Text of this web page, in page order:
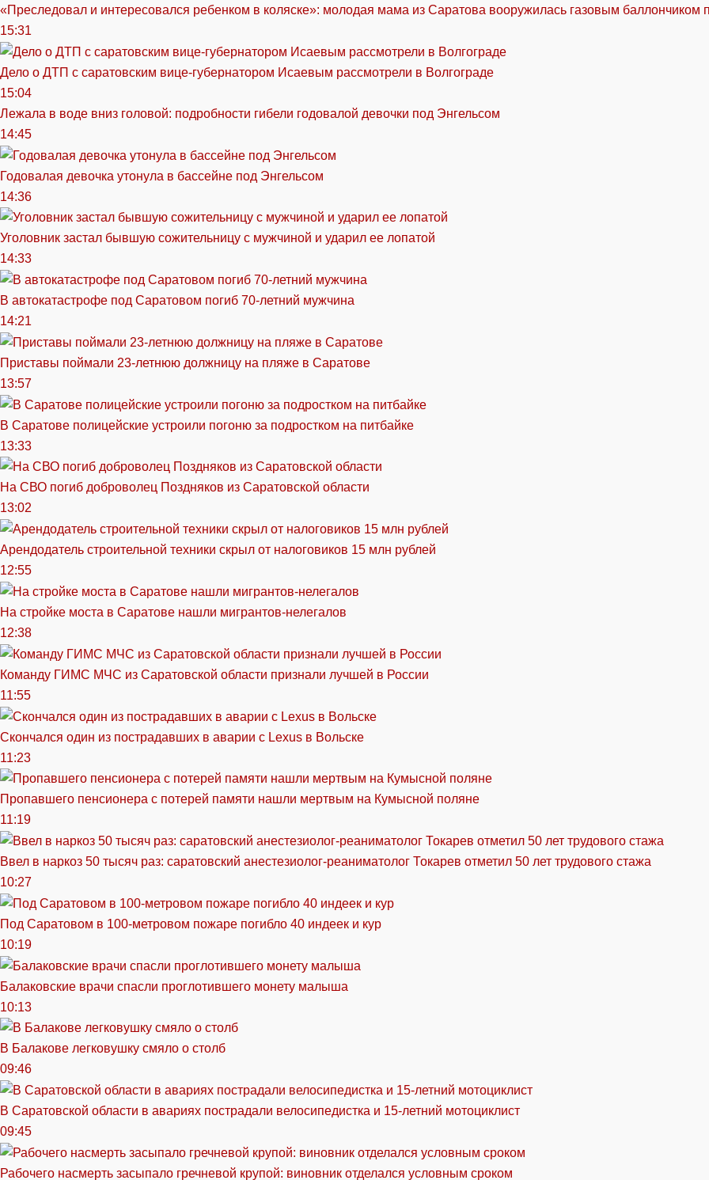
«Преследовал и интересовался ребенком в коляске»: молодая мама из Саратова вооружилась газовым баллончиком
15:31
Дело о ДТП с саратовским вице-губернатором Исаевым рассмотрели в Волгограде
15:04
Лежала в воде вниз головой: подробности гибели годовалой девочки под Энгельсом
14:45
Годовалая девочка утонула в бассейне под Энгельсом
14:36
Уголовник застал бывшую сожительницу с мужчиной и ударил ее лопатой
14:33
В автокатастрофе под Саратовом погиб 70-летний мужчина
14:21
Приставы поймали 23-летнюю должницу на пляже в Саратове
13:57
В Саратове полицейские устроили погоню за подростком на питбайке
13:33
На СВО погиб доброволец Поздняков из Саратовской области
13:02
Арендодатель строительной техники скрыл от налоговиков 15 млн рублей
12:55
На стройке моста в Саратове нашли мигрантов-нелегалов
12:38
Команду ГИМС МЧС из Саратовской области признали лучшей в России
11:55
Скончался один из пострадавших в аварии c Lexus в Вольске
11:23
Пропавшего пенсионера с потерей памяти нашли мертвым на Кумысной поляне
11:19
Ввел в наркоз 50 тысяч раз: саратовский анестезиолог-реаниматолог Токарев отметил 50 лет трудового стажа
10:27
Под Саратовом в 100-метровом пожаре погибло 40 индеек и кур
10:19
Балаковские врачи спасли проглотившего монету малыша
10:13
В Балакове легковушку смяло о столб
09:46
В Саратовской области в авариях пострадали велосипедистка и 15-летний мотоциклист
09:45
Рабочего насмерть засыпало гречневой крупой: виновник отделался условным сроком